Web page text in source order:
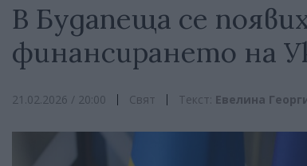
В Будапеща се
финансирането на
21.02.2026 / 20:00 Свят Текст: Евелина